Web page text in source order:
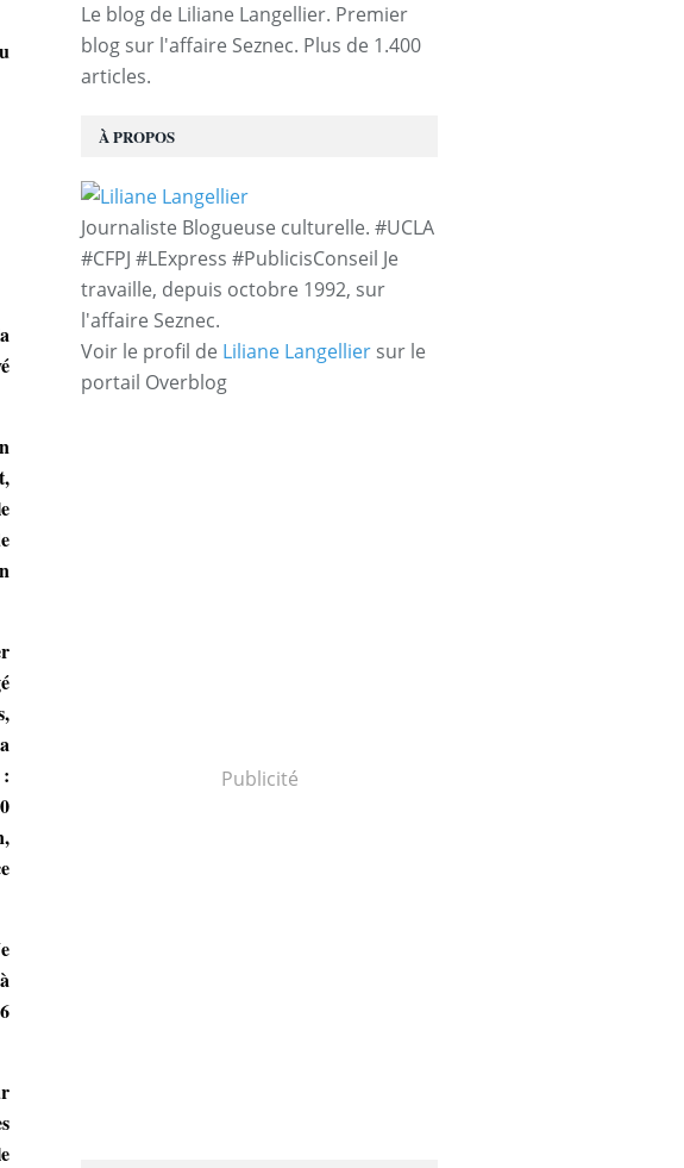
Le blog de Liliane Langellier. Premier
blog sur l'affaire Seznec. Plus de 1.400
articles.
À PROPOS
Journaliste Blogueuse culturelle. #UCLA
#CFPJ #LExpress #PublicisConseil Je
travaille, depuis octobre 1992, sur
l'affaire Seznec.
Voir le profil de Liliane Langellier sur le
portail Overblog
Publicité